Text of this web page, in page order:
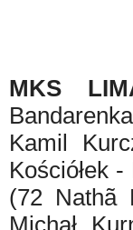
MKS
Kamil
Kościółek
(72 Nathã
Michał